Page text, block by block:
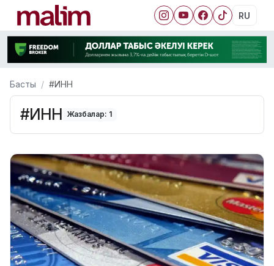
RU
Басты #ИНН
#ИНН Жазбалар: 1